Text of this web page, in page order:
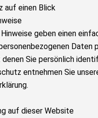
auf einen Blick
geben einen
Daten
Sie persönlich
entnehmen Sie
auf dieser Website